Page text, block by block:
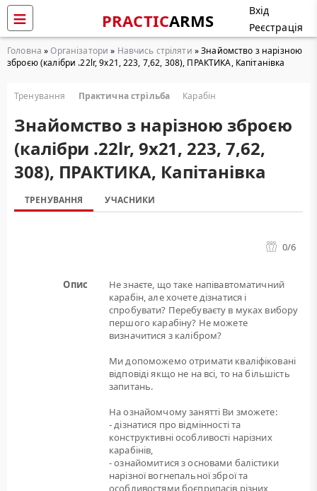
PRACTICARMS
Вхід
Реєстрація
Головна »Організатори » Навчись стріляти » Знайомство з нарізною
зброєю (калібри .22lr, 9х21, 223, 7,62, 308), ПРАКТИКА, Капітанівка
Тренування Практична стрільба Карабін
Знайомство з нарізною зброєю
(калібри .22lr, 9х21, 223, 7,62,
308), ПРАКТИКА, Капітанівка
ТРЕНУВАННЯ УЧАСНИКИ
0/6
Опис
Не знаєте, що таке напівавтоматичний
карабін, але хочете дізнатися і
спробувати? Перебуваєту в муках вибору
першого карабіну? Не можете
визначитися з калібром?
Ми допоможемо отримати кваліфіковані
відповіді якщо не на всі, то на більшість
запитань.
На ознайомчому занятті Ви зможете:
- дізнатися про відмінності та
конструктивні особливості нарізних
карабінів,
- ознайомитися з основами балістики
нарізної вогнепальної зброї та
особливостями боєприпасів різних